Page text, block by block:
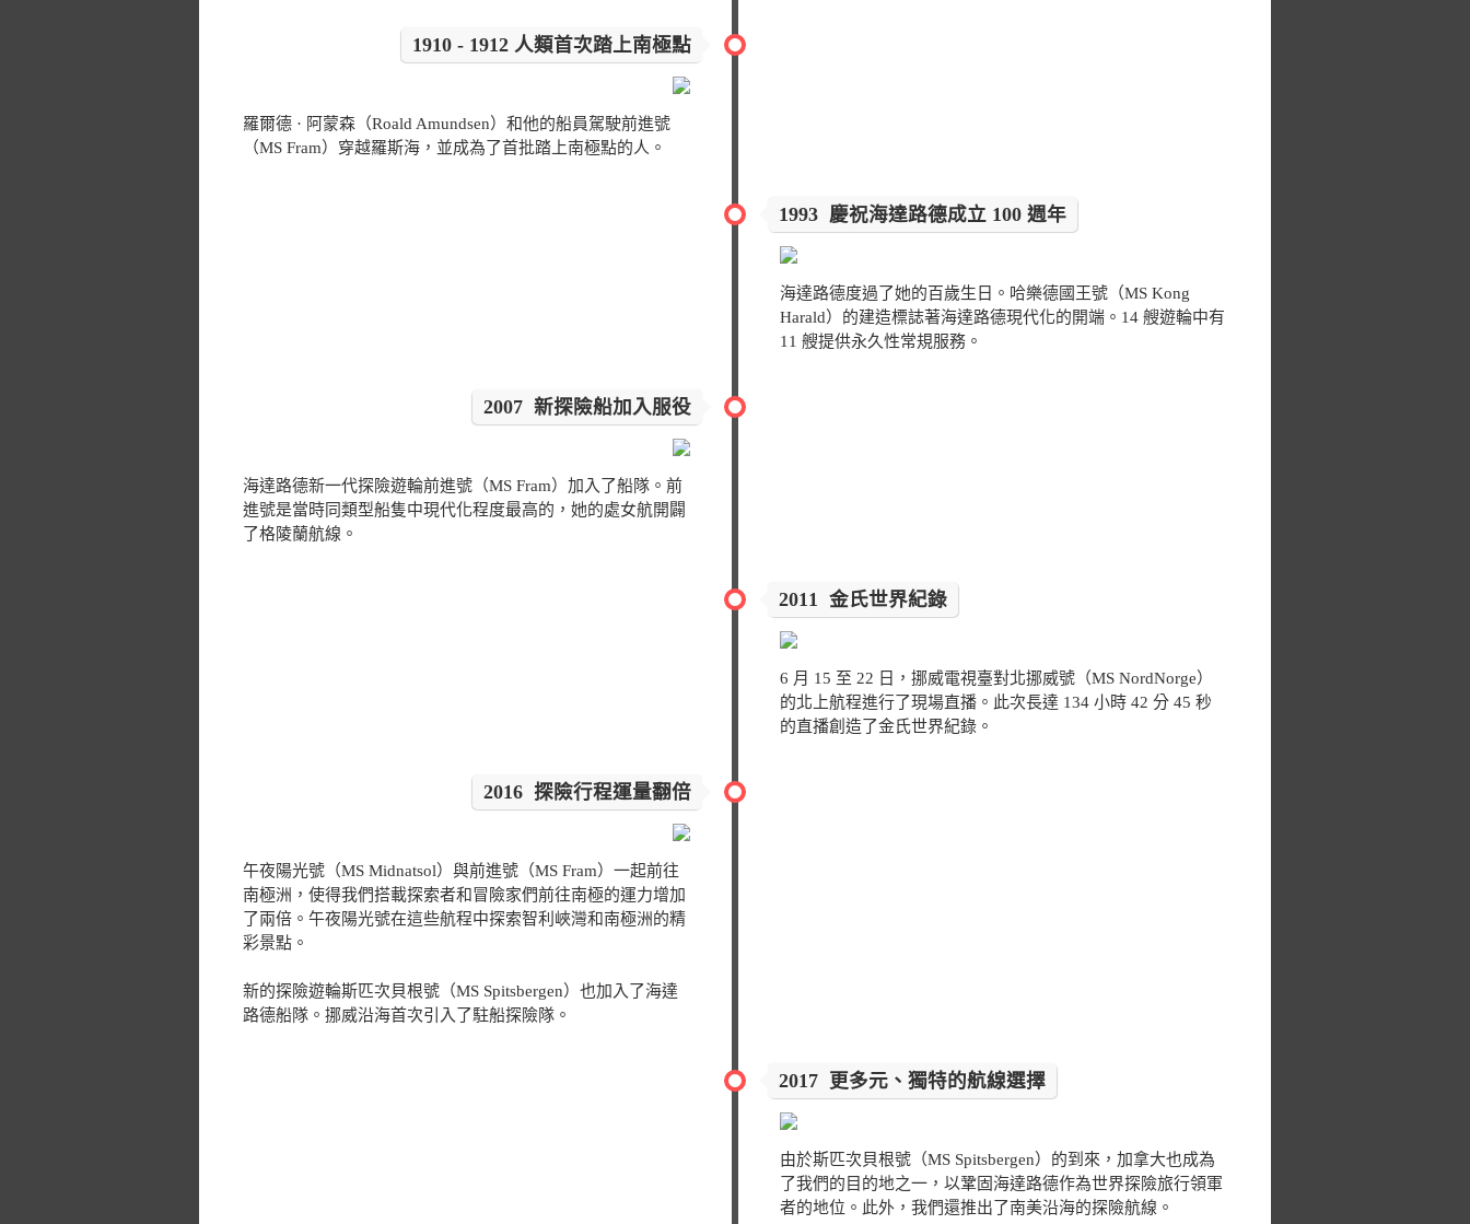
1910 - 1912 人類首次踏上南極點
羅爾德 · 阿蒙森（Roald Amundsen）和他的船員駕駛前進號
（MS Fram）穿越羅斯海，並成為了首批踏上南極點的人。
1993 慶祝海達路德成立 100 週年
海達路德度過了她的百歲生日。哈樂德國王號（MS Kong
Harald）的建造標誌著海達路德現代化的開端。14 艘遊輪中有
11 艘提供永久性常規服務。
2007 新探險船加入服役
海達路德新一代探險遊輪前進號（MS Fram）加入了船隊。前
進號是當時同類型船隻中現代化程度最高的，她的處女航開闢
了格陵蘭航線。
2011 金氏世界紀錄
6 月 15 至 22 日，挪威電視臺對北挪威號（MS NordNorge）
的北上航程進行了現場直播。此次長達 134 小時 42 分 45 秒
的直播創造了金氏世界紀錄。
2016 探險行程運量翻倍
午夜陽光號（MS Midnatsol）與前進號（MS Fram）一起前往
南極洲，使得我們搭載探索者和冒險家們前往南極的運力增加
了兩倍。午夜陽光號在這些航程中探索智利峽灣和南極洲的精
彩景點。
新的探險遊輪斯匹次貝根號（MS Spitsbergen）也加入了海達
路德船隊。挪威沿海首次引入了駐船探險隊。
2017 更多元、獨特的航線選擇
由於斯匹次貝根號（MS Spitsbergen）的到來，加拿大也成為
了我們的目的地之一，以鞏固海達路德作為世界探險旅行領軍
者的地位。此外，我們還推出了南美沿海的探險航線。